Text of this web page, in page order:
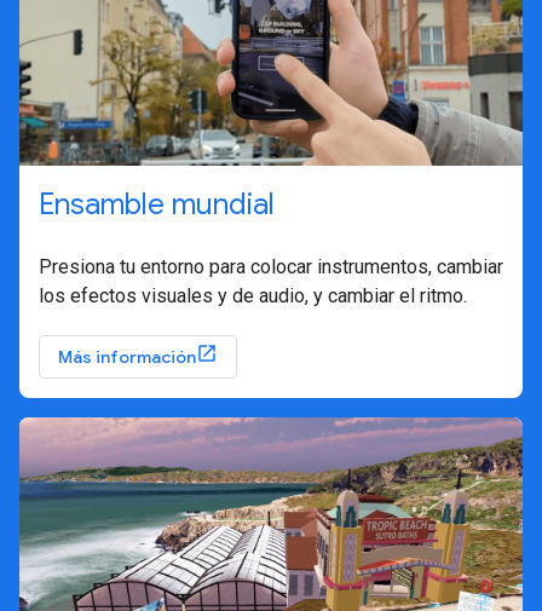
Ensamble mundial
Presiona tu entorno para colocar instrumentos, cambiar
los efectos visuales y de audio, y cambiar el ritmo.
Más información